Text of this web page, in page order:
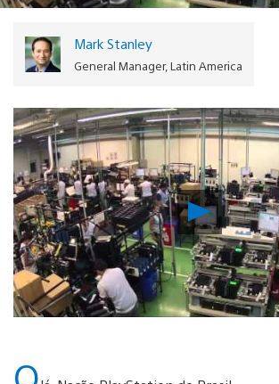
Português
Mark Stanley
General Manager, Latin America
Vídeo